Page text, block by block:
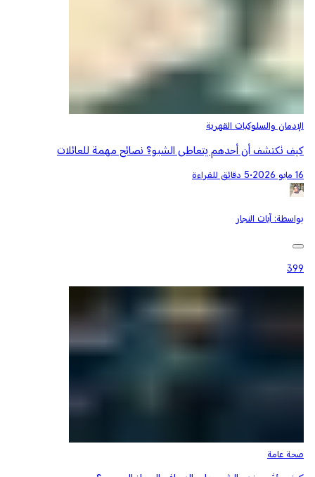
الإدمان والسلوكيات القهرية
كيف تكتشف أن أحدهم يتعاطى الشبو؟ نصائح مهمة للعائلات
16 مايو 2026 •5 دقائق للقراءة
بواسطة: آيات النجار
399
صحة عامة